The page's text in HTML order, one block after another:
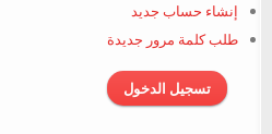
إنشاء حساب جديد
طلب كلمة مرور جديدة